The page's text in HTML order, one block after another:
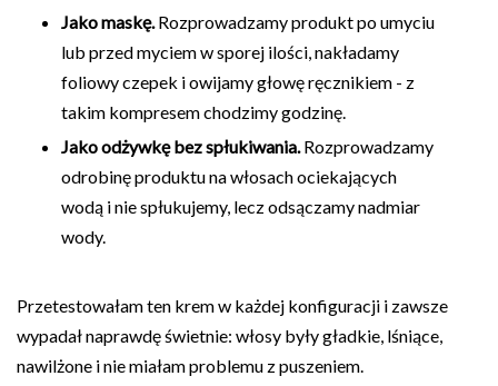
Jako maskę.Rozprowadzamy produkt po umyciu
lub przed myciem w sporej ilości, nakładamy
foliowy czepek i owijamy głowę ręcznikiem - z
takim kompresem chodzimy godzinę.
Jako odżywkę bez spłukiwania.Rozprowadzamy
odrobinę produktu na włosach ociekających
wodą i nie spłukujemy, lecz odsączamy nadmiar
wody.
Przetestowałam ten krem w każdej konfiguracji i zawsze
wypadał naprawdę świetnie: włosy były gładkie, lśniące,
nawilżone i nie miałam problemu z puszeniem.